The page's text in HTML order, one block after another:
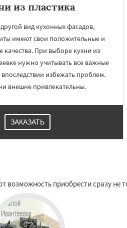
из пластика
вид кухонных фасадов,
имеют свои положительные и
качества. При выборе кухни из
нужно учитывать все важные
избежать проблем.
внешне привлекательны.
ЗАКАЗАТЬ
возможность приобрести сразу не